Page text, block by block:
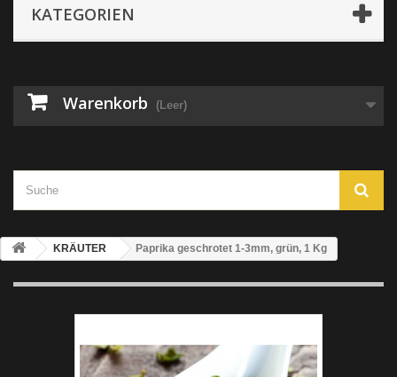
KATEGORIEN
Warenkorb (Leer)
KRÄUTER Paprika geschrotet 1-3mm, grün, 1 Kg